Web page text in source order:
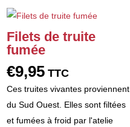
Filets de truite
fumée
€9,95 TTC
Ces truites vivantes proviennent
du Sud Ouest. Elles sont filtées
et fumées à froid par l'atelie